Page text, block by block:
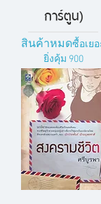
การ์ตูน)
สินค้าหมดซื้อเยอ
ยิ่งคุ้ม 900